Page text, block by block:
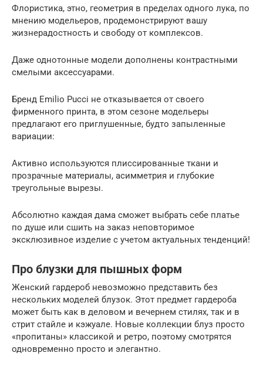
Флористика, этно, геометрия в пределах одного лука, по
мнению модельеров, продемонстрируют вашу
жизнерадостность и свободу от комплексов.
Даже однотонные модели дополнены контрастными
смелыми аксессуарами.
Бренд Emilio Pucci не отказывается от своего
фирменного принта, в этом сезоне модельеры
предлагают его приглушенные, будто запыленные
вариации:
Активно используются плиссированные ткани и
прозрачные материалы, асимметрия и глубокие
треугольные вырезы.
Абсолютно каждая дама сможет выбрать себе платье
по душе или сшить на заказ неповторимое
эксклюзивное изделие с учетом актуальных тенденций!
Про блузки для пышных форм
Женский гардероб невозможно представить без
нескольких моделей блузок. Этот предмет гардероба
может быть как в деловом и вечернем стилях, так и в
стрит стайле и кэжуале. Новые коллекции блуз просто
«пропитаны» классикой и ретро, поэтому смотрятся
одновременно просто и элегантно.